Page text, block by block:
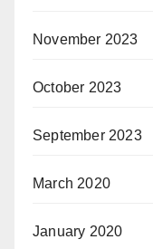
November 2023
October 2023
September 2023
March 2020
January 2020